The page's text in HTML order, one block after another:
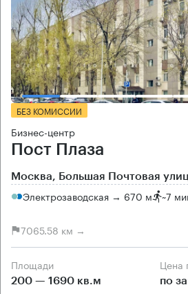
БЕЗ КОМИССИИ
Бизнес-центр
Пост Плаза
Москва, Большая Почтовая
Электрозаводская → 670 м ~7
7065.58 км →
Площади
200 — 1690 кв.м по